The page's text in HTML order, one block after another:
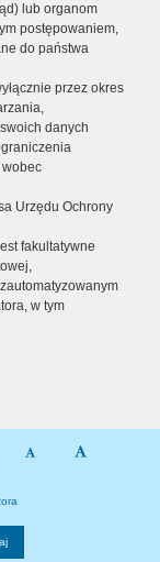
lub organom
postępowaniem,
do państwa
przez okres
danych
Urzędu Ochrony
fakultatywne
w tym